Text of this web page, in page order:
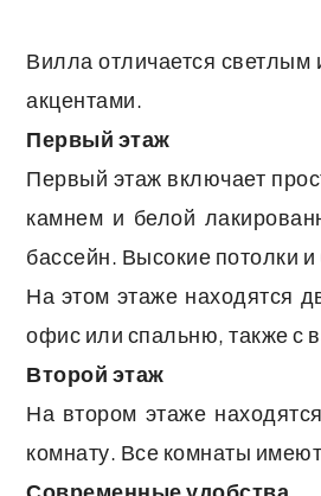
Вилла отличается
акцентами.
Первый этаж
Первый этаж включает
камнем и белой
бассейн. Высокие потолки
На этом этаже находятся
офис или спальню, также с
Второй этаж
На втором этаже
комнату. Все комнаты
Современные удобства